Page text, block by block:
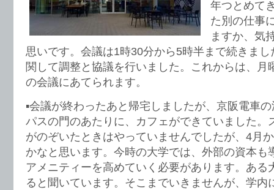
年つとめて
た別の仕事
ますか、気
思いです。会議は1時30分から5時半まで続きま
関して調整と協議を行いました。これからは、月
の会議にあてられます。
▪︎会議が終わったあと帰宅しましたが、京阪電車
パスの門のあたりに、カフェができていました。
がのぞいたときはやっていませんでしたが、4月
かなと思います。今時の大学では、外部の資本も
アメニティーを高めていく必要があります。ある
ると聞いています。そこまでいきませんが、学内